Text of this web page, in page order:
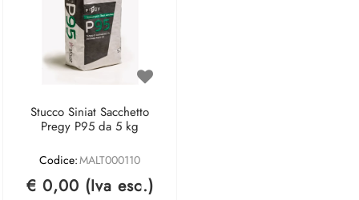
Stucco Siniat Sacchetto
Pregy P95 da 5 kg
Codice:MALT000110
€ 0,00 (Iva esc.)